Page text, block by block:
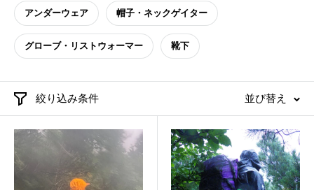
アンダーウェア 帽子・ネックゲイター
グローブ・リストウォーマー 靴下
絞り込み条件 並び替え